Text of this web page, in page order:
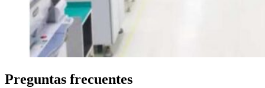
Preguntas frecuentes